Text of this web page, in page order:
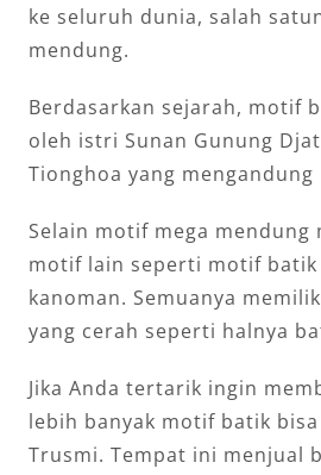
ke seluruh dunia, salah
mendung.
Berdasarkan sejarah, motif
oleh istri Sunan Gunung
Tionghoa yang mengandung
Selain motif mega mendung
motif lain seperti motif batik
kanoman. Semuanya
yang cerah seperti halnya
Jika Anda tertarik ingin
lebih banyak motif batik
Trusmi. Tempat ini menjual